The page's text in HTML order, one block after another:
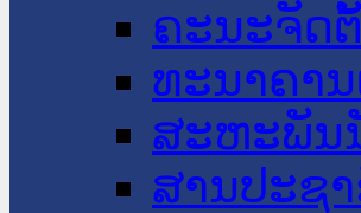
ຄະນະຈັດ
ທະນາຄາ
ສະຫະພັນ
ສານປະຊ